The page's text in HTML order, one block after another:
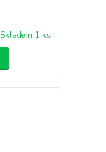
Skladem 1 ks